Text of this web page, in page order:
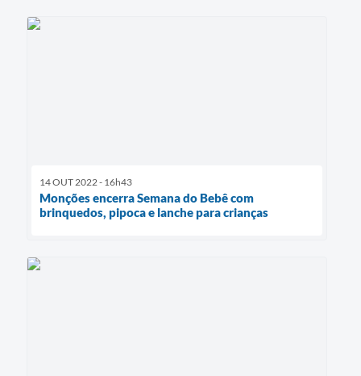
14 OUT 2022 - 16h43
Monções encerra Semana do Bebê com
brinquedos, pipoca e lanche para crianças